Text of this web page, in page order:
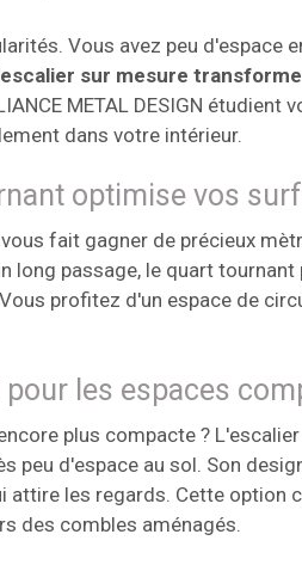
Vous avez peu d'espace
sur mesure
METAL DESIGN
dans votre intérieur.
optimise vos
fait gagner de précieux
long passage, le quart
profitez d'un espace de
les espaces
plus compacte ?
peu d'espace au sol. Son
attire les regards. Cette option
des combles aménagés.